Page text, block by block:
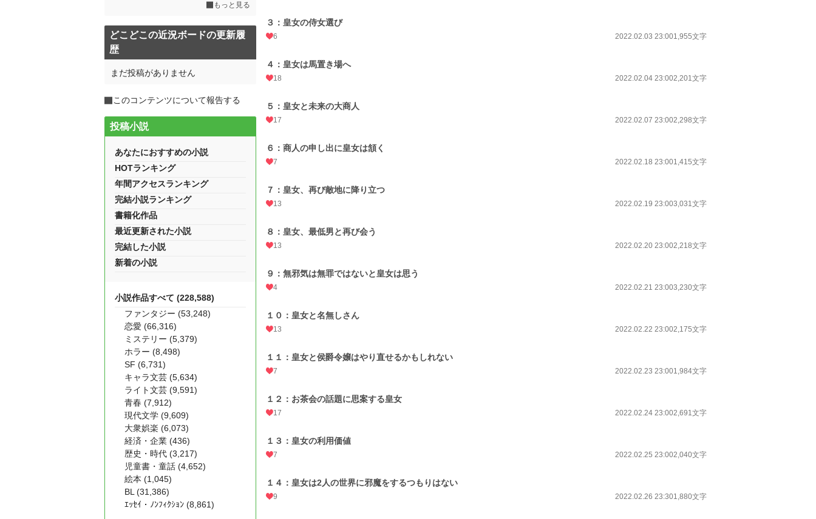
３：皇女の侍女選び
6 2022.02.03 23:001,955文字
４：皇女は馬置き場へ
18 2022.02.04 23:002,201文字
５：皇女と未来の大商人
17 2022.02.07 23:002,298文字
６：商人の申し出に皇女は頷く
7 2022.02.18 23:001,415文字
７：皇女、再び敵地に降り立つ
13 2022.02.19 23:003,031文字
８：皇女、最低男と再び会う
13 2022.02.20 23:002,218文字
９：無邪気は無罪ではないと皇女は思う
4 2022.02.21 23:003,230文字
１０：皇女と名無しさん
13 2022.02.22 23:002,175文字
１１：皇女と侯爵令嬢はやり直せるかもしれない
7 2022.02.23 23:001,984文字
１２：お茶会の話題に思案する皇女
17 2022.02.24 23:002,691文字
１３：皇女の利用価値
7 2022.02.25 23:002,040文字
１４：皇女は2人の世界に邪魔をするつもりはない
9 2022.02.26 23:301,880文字
もっと見る
どこどこの近況ボードの更新履
歴
まだ投稿がありません
このコンテンツについて報告する
投稿小説
あなたにおすすめの小説
HOTランキング
年間アクセスランキング
完結小説ランキング
書籍化作品
最近更新された小説
完結した小説
新着の小説
小説作品すべて (228,588)
ファンタジー (53,248)
恋愛 (66,316)
ミステリー (5,379)
ホラー (8,498)
SF (6,731)
キャラ文芸 (5,634)
ライト文芸 (9,591)
青春 (7,912)
現代文学 (9,609)
大衆娯楽 (6,073)
経済・企業 (436)
歴史・時代 (3,217)
児童書・童話 (4,652)
絵本 (1,045)
BL (31,386)
ｴｯｾｲ・ﾉﾝﾌｨｸｼｮﾝ (8,861)